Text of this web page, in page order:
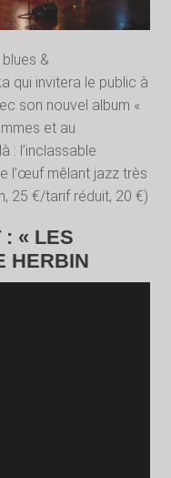
blues &
qui invitera le public à
son nouvel album «
et au
: l’inclassable
l’œuf mêlant jazz très
25 €/tarif réduit, 20 €)
« LES
HERBIN